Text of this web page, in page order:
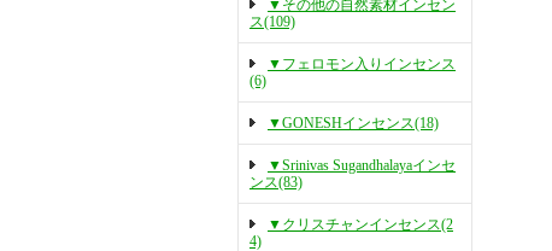
▼その他の自然素材インセン
ス(109)
▼フェロモン入りインセンス
(6)
▼GONESHインセンス(18)
▼Srinivas Sugandhalayaインセ
ンス(83)
▼クリスチャンインセンス(2
4)